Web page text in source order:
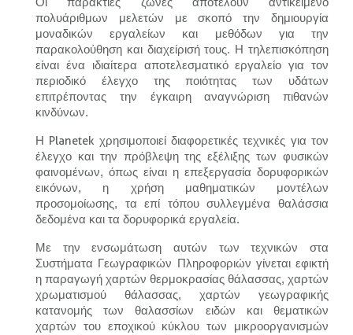
πολυάριθμων μελετών με σκοπό την δημιουργία
μοναδικών εργαλείων και μεθόδων για την
παρακολούθηση και διαχείρισή τους. Η τηλεπισκόπηση
είναι ένα ιδιαίτερα αποτελεσματικό εργαλείο για τον
περιοδικό έλεγχο της ποιότητας των υδάτων
επιτρέποντας την έγκαιρη αναγνώριση πιθανών
κινδύνων.
Η Planetek χρησιμοποιεί διαφορετικές τεχνικές για τον
έλεγχο και την πρόβλεψη της εξέλιξης των φυσικών
φαινομένων, όπως είναι η επεξεργασία δορυφορικών
εικόνων, η χρήση μαθηματικών μοντέλων
προσομοίωσης, τα επί τόπου συλλεγμένα θαλάσσια
δεδομένα και τα δορυφορικά εργαλεία.
Με την ενσωμάτωση αυτών των τεχνικών στα
Συστήματα Γεωγραφικών Πληροφοριών γίνεται εφικτή
η παραγωγή χαρτών θερμοκρασίας θάλασσας, χαρτών
χρωματισμού θάλασσας, χαρτών γεωγραφικής
κατανομής των θαλασσίων ειδών και θεματικών
χαρτών του εποχικού κύκλου των μικροοργανισμών